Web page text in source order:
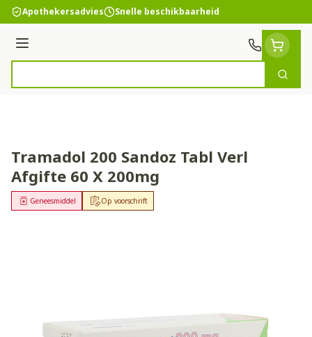
Ga naar de inhoud
Apothekersadvies Snelle beschikbaarheid
Menu
Zoek
Tramadol 200 Sandoz Tabl Verl
Afgifte 60 X 200mg
Op voorschrift
Geneesmiddel